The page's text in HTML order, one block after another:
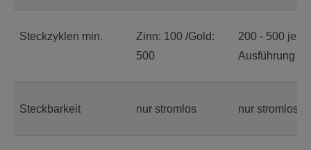
Steckzyklen min.
Zinn: 100 /Gold:
500
200 - 500 je
Ausführung
Steckbarkeit nur stromlos nur stromlos